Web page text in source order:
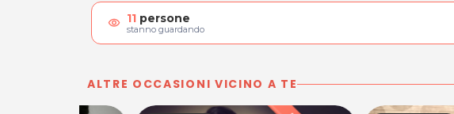
visibility 11 persone
stanno guardando
ALTRE OCCASIONI VICINO A TE